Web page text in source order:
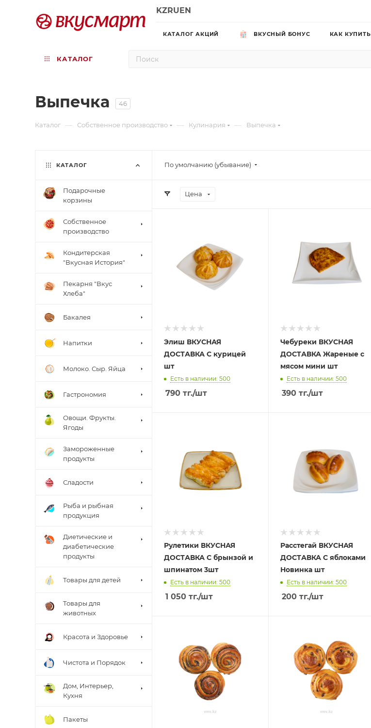
KZRUEN
КАТАЛОГ АКЦИЙ ВКУСНЫЙ БОНУС КАК КУПИТЬ
КАТАЛОГ
Выпечка 46
Каталог — Собственное производство — Кулинария — Выпечка
По умолчанию (убывание)
Цена
Элиш ВКУСНАЯ
ДОСТАВКА С курицей
шт
Есть в наличии: 500
790 тг./шт
Чебуреки ВКУСНАЯ
ДОСТАВКА Жареные с
мясом мини шт
Есть в наличии: 500
390тг./шт
Рулетики ВКУСНАЯ
ДОСТАВКА С брынзой и
шпинатом 3шт
Есть в наличии: 500
1 050 тг./шт
Расстегай ВКУСНАЯ
ДОСТАВКА С яблоками
Новинка шт
Есть в наличии: 500
200тг./шт
КАТАЛОГ
Подарочные
корзины
Собственное
производство
Кондитерская
"Вкусная История"
Пекарня "Вкус
Хлеба"
Бакалея
Напитки
Молоко. Сыр. Яйца
Гастрономия
Овощи. Фрукты.
Ягоды
Замороженные
продукты
Сладости
Рыба и рыбная
продукция
Диетические и
диабетические
продукты
Товары для детей
Товары для
животных
Красота и Здоровье
Чистота и Порядок
Дом, Интерьер,
Кухня
Пакеты